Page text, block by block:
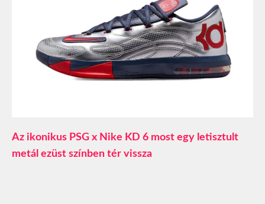
Az ikonikus PSG x Nike KD 6 most egy letisztult
metál ezüst színben tér vissza